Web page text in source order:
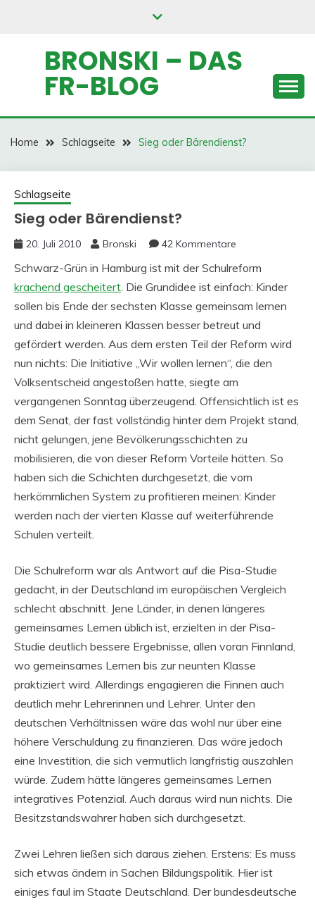
BRONSKI – DAS
FR-BLOG
Home Schlagseite Sieg oder Bärendienst?
Schlagseite
Sieg oder Bärendienst?
20. Juli 2010 Bronski 42 Kommentare
Schwarz-Grün in Hamburg ist mit der Schulreform
krachend gescheitert. Die Grundidee ist einfach: Kinder
sollen bis Ende der sechsten Klasse gemeinsam lernen
und dabei in kleineren Klassen besser betreut und
gefördert werden. Aus dem ersten Teil der Reform wird
nun nichts: Die Initiative „Wir wollen lernen“, die den
Volksentscheid angestoßen hatte, siegte am
vergangenen Sonntag überzeugend. Offensichtlich ist es
dem Senat, der fast vollständig hinter dem Projekt stand,
nicht gelungen, jene Bevölkerungsschichten zu
mobilisieren, die von dieser Reform Vorteile hätten. So
haben sich die Schichten durchgesetzt, die vom
herkömmlichen System zu profitieren meinen: Kinder
werden nach der vierten Klasse auf weiterführende
Schulen verteilt.
Die Schulreform war als Antwort auf die Pisa-Studie
gedacht, in der Deutschland im europäischen Vergleich
schlecht abschnitt. Jene Länder, in denen längeres
gemeinsames Lernen üblich ist, erzielten in der Pisa-
Studie deutlich bessere Ergebnisse, allen voran Finnland,
wo gemeinsames Lernen bis zur neunten Klasse
praktiziert wird. Allerdings engagieren die Finnen auch
deutlich mehr Lehrerinnen und Lehrer. Unter den
deutschen Verhältnissen wäre das wohl nur über eine
höhere Verschuldung zu finanzieren. Das wäre jedoch
eine Investition, die sich vermutlich langfristig auszahlen
würde. Zudem hätte längeres gemeinsames Lernen
integratives Potenzial. Auch daraus wird nun nichts. Die
Besitzstandswahrer haben sich durchgesetzt.
Zwei Lehren ließen sich daraus ziehen. Erstens: Es muss
sich etwas ändern in Sachen Bildungspolitik. Hier ist
einiges faul im Staate Deutschland. Der bundesdeutsche